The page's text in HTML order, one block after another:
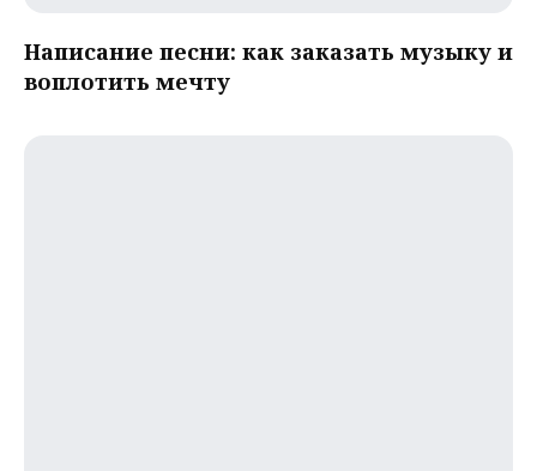
Написание песни: как заказать музыку и
воплотить мечту